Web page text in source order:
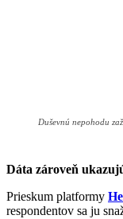
Duševnú nepohodu
Dáta zároveň
Prieskum platformy
respondentov sa ju